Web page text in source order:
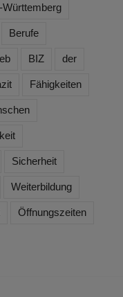
Württemberg
Berufe
BIZ der
Fähigkeiten
Sicherheit
Weiterbildung
Öffnungszeiten